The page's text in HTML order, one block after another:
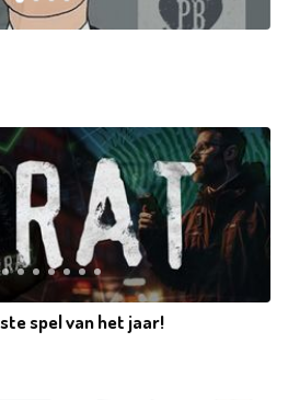
spel van het jaar!